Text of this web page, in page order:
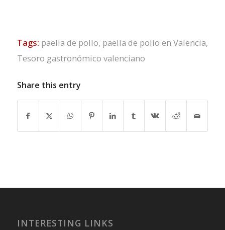
Tags: paella de pollo, paella de pollo en Valencia,
Tesoro gastronómico valenciano
Share this entry
INTERESTING LINKS